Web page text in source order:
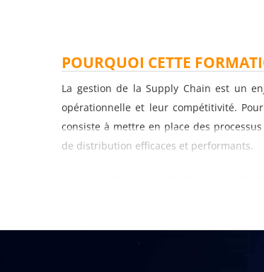
POURQUOI CETTE
La gestion de la Supply Chain est un
opérationnelle et leur compétitivité.
consiste à mettre en place des
de distribution efficaces et performants.
enjeux de cette fonction clé de